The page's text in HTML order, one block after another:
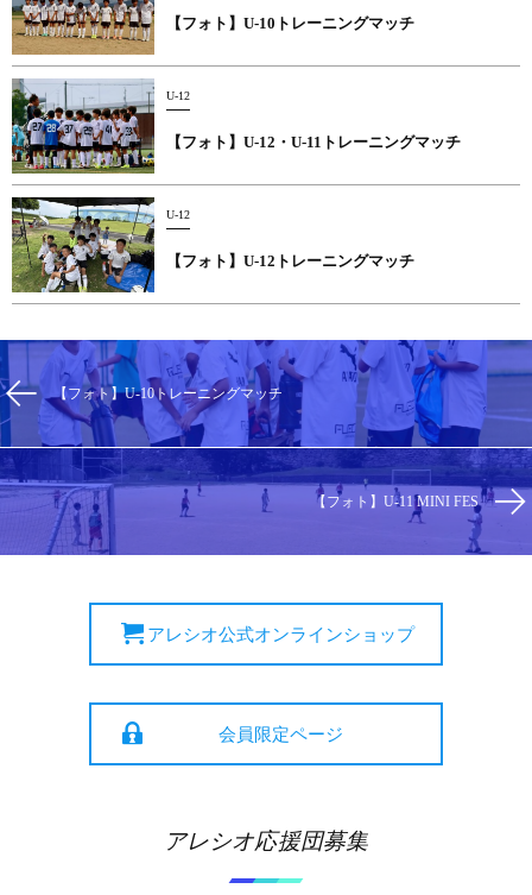
【フォト】U-10トレーニングマッチ
U-12
【フォト】U-12・U-11トレーニングマッチ
U-12
【フォト】U-12トレーニングマッチ
【フォト】U-10トレーニングマッチ
【フォト】U-11 MINI FES
アレシオ公式オンラインショップ
会員限定ページ
アレシオ応援団募集